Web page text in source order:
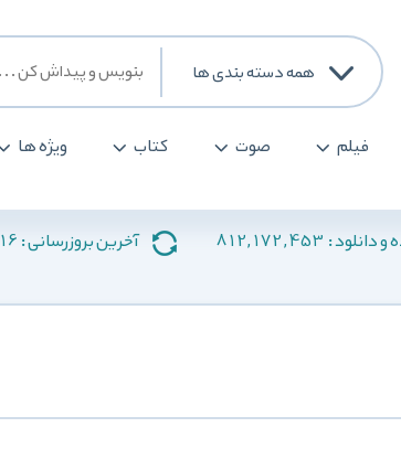
همه دسته بندی ها
فیلم صوت کتاب ویژه ها
دانلود : 812,172,453 آخرین بروزرسانی :